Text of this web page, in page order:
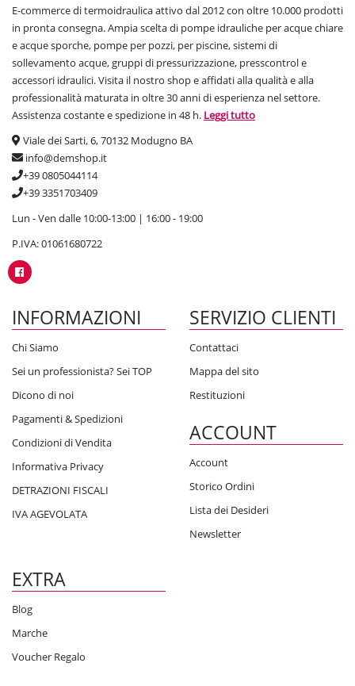
E-commerce di termoidraulica attivo dal 2012 con oltre 10.000 prodotti
in pronta consegna. Ampia scelta di pompe idrauliche per acque chiare
e acque sporche, pompe per pozzi, per piscine, sistemi di
sollevamento acque, gruppi di pressurizzazione, presscontrol e
accessori idraulici. Visita il nostro shop e affidati alla qualità e alla
professionalità maturata in oltre 30 anni di esperienza nel settore.
Assistenza costante e spedizione in 48 h. Leggi tutto
Viale dei Sarti, 6, 70132 Modugno BA
info@demshop.it
+39 0805044114
+39 3351703409
Lun - Ven dalle 10:00-13:00 | 16:00 - 19:00
P.IVA: 01061680722
INFORMAZIONI
Chi Siamo
Sei un professionista? Sei TOP
Dicono di noi
Pagamenti & Spedizioni
Condizioni di Vendita
Informativa Privacy
DETRAZIONI FISCALI
IVA AGEVOLATA
SERVIZIO CLIENTI
Contattaci
Mappa del sito
Restituzioni
ACCOUNT
Account
Storico Ordini
Lista dei Desideri
Newsletter
EXTRA
Blog
Marche
Voucher Regalo